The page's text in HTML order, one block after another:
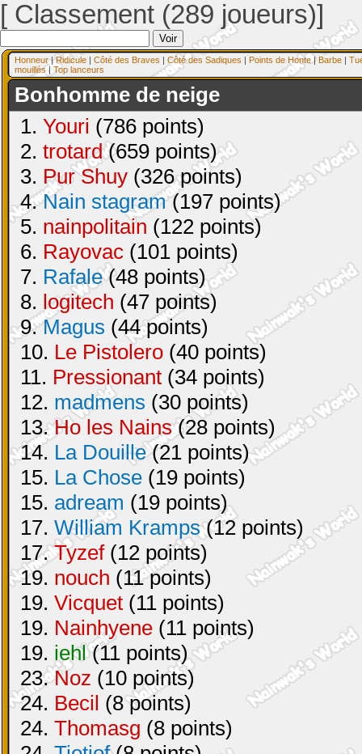
[ Classement (289 joueurs)]
Honneur|Ridicule | Côté des Braves | Côté des Sadiques | Points de Honte| Barbe |
mouillés| Top lanceurs
Bonhomme de neige
1. Youri (786 points)
2. trotard(659 points)
3. Pur Shuy (326 points)
4.Nain stagram(197 points)
5. nainpolitain (122 points)
6. Rayovac (101 points)
7. Rafale(48 points)
8. logitech (47 points)
9.Magus (44 points)
10. Le Pistolero (40 points)
11. Pressionant (34 points)
12. madmens (30 points)
13.Ho les Nains(28 points)
14. La Douille(21 points)
15. La Chose (19 points)
15. adream (19 points)
17. William Kramps(12 points)
17.Tyzef(12 points)
19. nouch (11 points)
19. Vicquet (11 points)
19. Nainhyene (11 points)
19. iehl(11 points)
23.Noz (10 points)
24. Becil (8 points)
24. Thomasg (8 points)